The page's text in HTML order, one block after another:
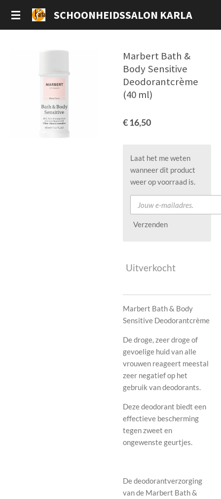
Ga
direct
SCHOONHEIDSSALON KARLA
Marbert Bath &
Body Sensitive
Deodorantcrème
(40 ml)
€ 16,50
Laat het me weten
wanneer dit product
weer op voorraad is.
Verzenden
Uitverkocht
Marbert Bath & Body
Sensitive Deodorantcrème
De droge, zeer droge of
gevoelige huid van alle
vrouwen reageert meestal
zeer negatief op het
gebruik van deodorants.
Deze deodorant biedt een
effectieve bescherming
tegen zweet en
ongewenste geurtjes.
De deodorantverzorging
van de Marbert Bath &